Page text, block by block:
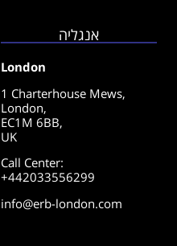
אנגליה
London
1 Charterhouse Mews,
London,
EC1M 6BB,
UK
Call Center:
+442033556299
info@erb-london.com